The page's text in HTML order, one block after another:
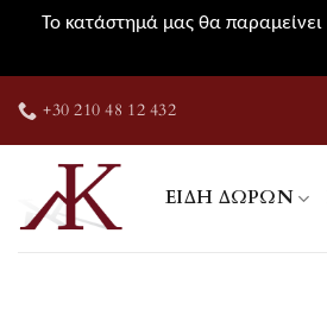
Το κατάστημά μας θα παραμείνει
στο
+30 210 48 12 432
ΕΊΔΗ ΔΏΡΩΝ